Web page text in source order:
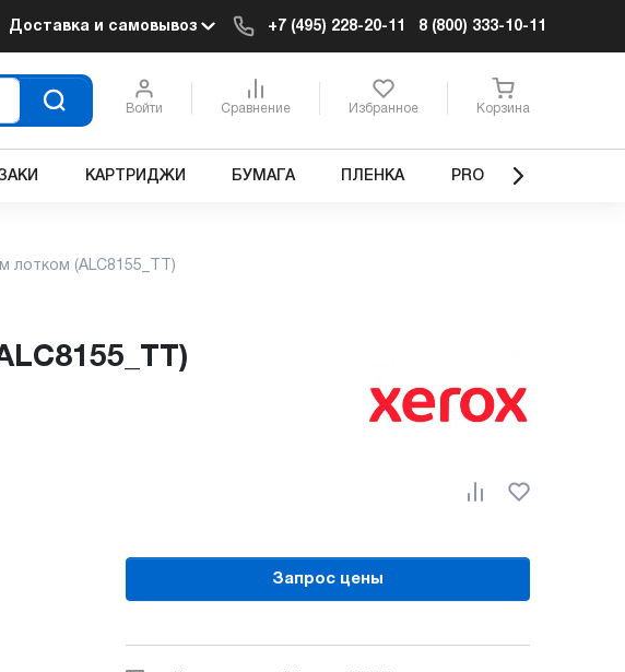
Доставка и самовывоз +7 (495) 228-20-11 8 (800) 333-10-11
Войти Сравнение Избранное Корзина
КАРТРИДЖИ БУМАГА ПЛЕНКА PRO
лотком (ALC8155_TT)
Запрос цены